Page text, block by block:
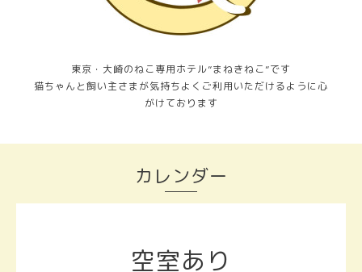
東京・大崎のねこ専用ホテル”まねきねこ”です
猫ちゃんと飼い主さまが気持ちよくご利用いただけるように心
がけております
カレンダー
空室あり